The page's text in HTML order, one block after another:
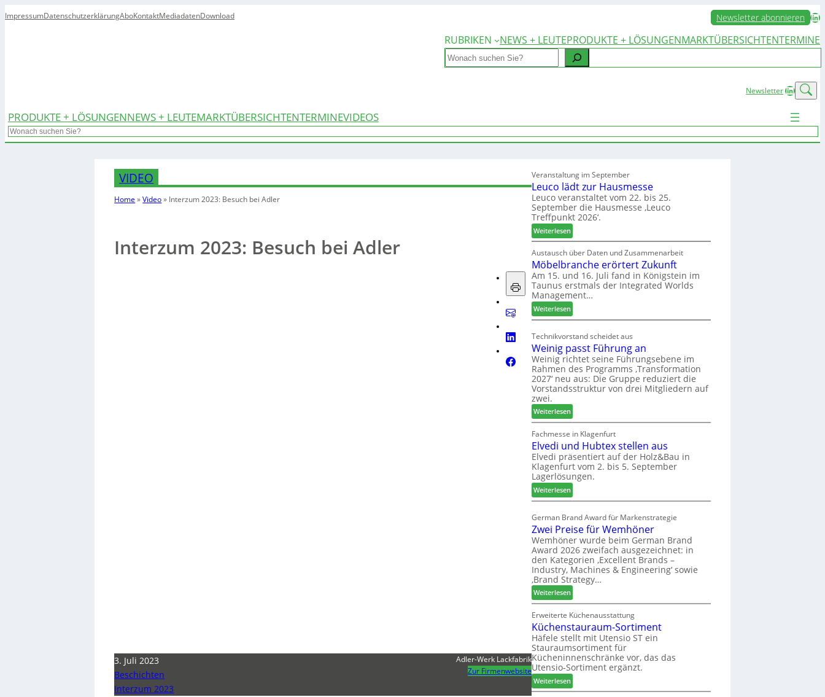
ImpressumDatenschutzerklärungAboKontaktMediadatenDownload Newsletter abonnieren LinkedIn
RUBRIKEN
NEWS + LEUTEPRODUKTE + LÖSUNGENMARKTÜBERSICHTENTERMINE
Search
NewsletterLinkedIn
PRODUKTE + LÖSUNGENNEWS + LEUTEMARKTÜBERSICHTENTERMINEVIDEOS
Search
VIDEO
Home »Video» Interzum 2023: Besuch bei Adler
Interzum 2023: Besuch bei Adler
3. Juli 2023
Beschichten
Interzum 2023
Adler-Werk Lackfabrik
Zur Firmenwebsite
Veranstaltung im September
Leuco lädt zur Hausmesse
Leuco veranstaltet vom 22. bis 25.
September die Hausmesse ‚Leuco
Treffpunkt 2026‘.
Weiterlesen:
L
e
u
c
o
l
d
z
u
r
H
a
s
m
s
s
e
Austausch über Daten und Zusammenarbeit
Möbelbranche erörtert Zukunft
Am 15. und 16. Juli fand in Königstein im
Taunus erstmals der Integrated Worlds
Management…
Weiterlesen:
M
b
e
l
b
r
n
c
h
e
r
ö
r
t
r
t
Z
u
k
u
n
f
t
Technikvorstand scheidet aus
Weinig passt Führung an
Weinig richtet seine Führungsebene im
Rahmen des Programms ‚Transformation
2027‘ neu aus: Die Gruppe reduziert die
Vorstandsstruktur von drei Mitgliedern auf
zwei.
Weiterlesen:
W
e
i
n
i
g
a
s
t
F
ü
h
r
u
n
a
n
Fachmesse in Klagenfurt
Elvedi und Hubtex stellen aus
Elvedi präsentiert auf der Holz&Bau in
Klagenfurt vom 2. bis 5. September
Lagerlösungen.
Weiterlesen:
E
v
e
d
i
u
n
d
H
u
t
e
x
s
t
e
German Brand Award für Markenstrategie
Zwei Preise für Wemhöner
Wemhöner wurde beim German Brand
Award 2026 zweifach ausgezeichnet: in
den Kategorien ‚Excellent Brands –
Industry, Machines & Engineering‘ sowie
‚Brand Strategy…
Weiterlesen:
Z
w
e
i
P
r
e
i
s
Erweiterte Küchenausstattung
Küchenstauraum-Sortiment
Häfele stellt mit Utensio ST ein
Stauraumsortiment für
Kücheninnenschränke vor, das das
Utensio-Sortiment ergänzt.
Weiterlesen:
K